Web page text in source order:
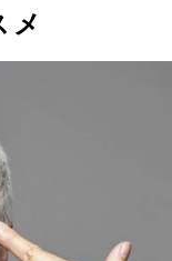
メ